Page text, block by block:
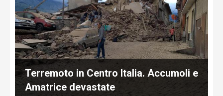
Terremoto in Centro Italia. Accumoli e
Amatrice devastate